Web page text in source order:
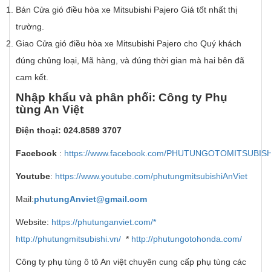
Bán Cửa gió điều hòa xe Mitsubishi Pajero Giá tốt nhất thị
trường.
Giao Cửa gió điều hòa xe Mitsubishi Pajero cho Quý khách
đúng chủng loại, Mã hàng, và đúng thời gian mà hai bên đã
cam kết.
Nhập khẩu và phân phối: Công ty Phụ
tùng An Việt
Điện thoại: 024.8589 3707
Facebook : https://www.facebook.com/
Youtube: https://www.youtube.com/phutungmitsubishiAnViet
Mail:phutungAnviet@gmail.com
Website: https://phutunganviet.com/*
http://phutungmitsubishi.vn/ * http://phutungotohonda.com/
Công ty phụ tùng ô tô An việt chuyên cung cấp phụ tùng các